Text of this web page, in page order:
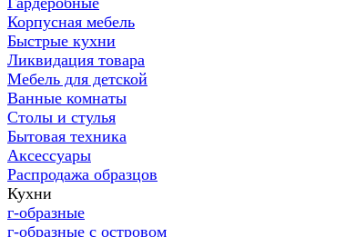
Корпусная мебель
Быстрые кухни
Ликвидация товара
Мебель для детской
Ванные комнаты
Столы и стулья
Бытовая техника
Аксессуары
Распродажа образцов
Кухни
г-образные
г-образные с островом